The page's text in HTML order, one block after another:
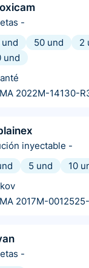
-
und
50 und 2
und
2022M-14130-
inyectable -
5 und
10
2017M-0012525-
-